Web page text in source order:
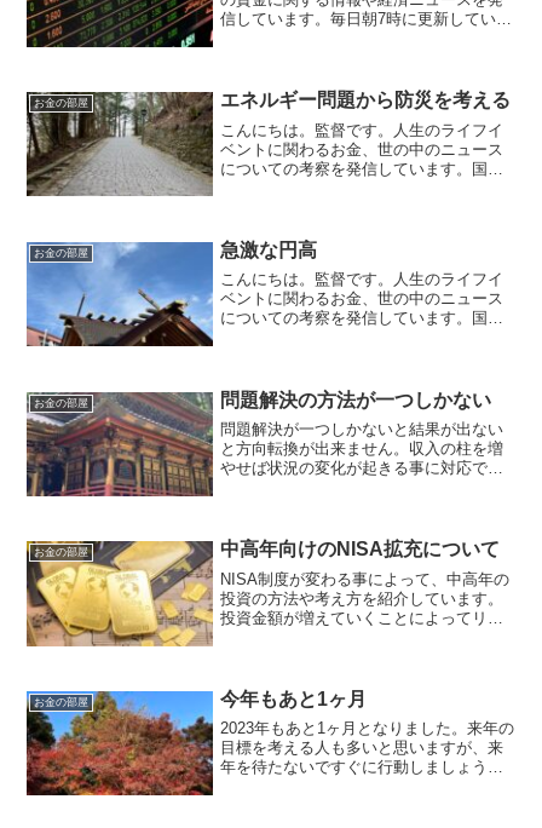
信しています。毎日朝7時に更新していま
分けて知識と計算の2種...
お金の部屋 エネルギー問題から防災を考える
こんにちは。監督です。人生のライフイ
ベントに関わるお金、世の中のニュース
についての考察を発信しています。国家
ョンを含みます）。...
お金の部屋 急激な円高
こんにちは。監督です。人生のライフイ
ベントに関わるお金、世の中のニュース
についての考察を発信しています。国家
含みます）。160...
お金の部屋 問題解決の方法が一つしかない
問題解決が一つしかないと結果が出ない
と方向転換が出来ません。収入の柱を増
やせば状況の変化が起きる事に対応でき
お金の部屋 中高年向けのNISA拡充について
NISA制度が変わる事によって、中高年の
投資の方法や考え方を紹介しています。
投資金額が増えていくことによってリタ
お金の部屋 今年もあと1ヶ月
2023年もあと1ヶ月となりました。来年の
目標を考える人も多いと思いますが、来
年を待たないですぐに行動しましょう。